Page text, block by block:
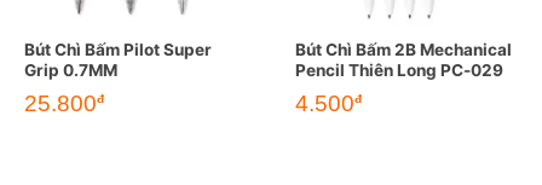
Bút Chì Bấm Pilot Super
Grip 0.7MM
25.800đ
Bút Chì Bấm 2B Mechanical
Pencil Thiên Long PC-029
4.500đ